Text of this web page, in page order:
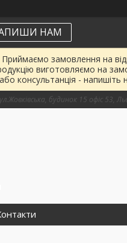
НАМ
замовлення на
виготовляємо на
консультанція -
будинок 15 офіс 53,